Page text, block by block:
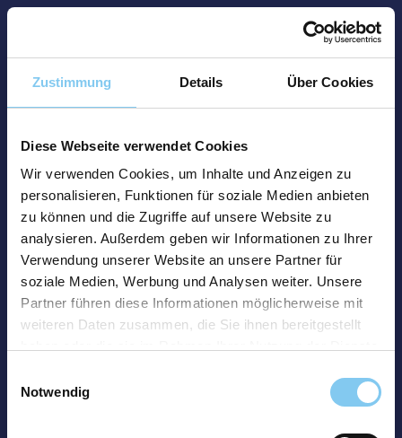
Zustimmung Details Über Cookies
Diese Webseite verwendet Cookies
Wir verwenden Cookies, um Inhalte und Anzeigen zu
personalisieren, Funktionen für soziale Medien anbieten
zu können und die Zugriffe auf unsere Website zu
analysieren. Außerdem geben wir Informationen zu Ihrer
Verwendung unserer Website an unsere Partner für
soziale Medien, Werbung und Analysen weiter. Unsere
Partner führen diese Informationen möglicherweise mit
weiteren Daten zusammen, die Sie ihnen bereitgestellt
Notwendig